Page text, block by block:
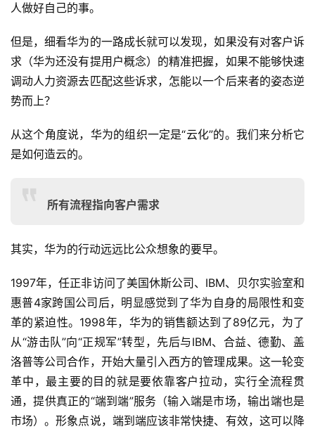
人做好自己的事。
但是，细看华为的一路成长就可以发现，如果没有对客户诉
求（华为还没有提用户概念）的精准把握，如果不能够快速
调动人力资源去匹配这些诉求，怎能以一个后来者的姿态逆
势而上？
从这个角度说，华为的组织一定是“云化”的。我们来分析它
是如何造云的。
所有流程指向客户需求
其实，华为的行动远远比公众想象的要早。
1997年，任正非访问了美国休斯公司、IBM、贝尔实验室和
惠普4家跨国公司后，明显感觉到了华为自身的局限性和变
革的紧迫性。1998年，华为的销售额达到了89亿元，为了
从“游击队”向“正规军”转型，先后与IBM、合益、德勤、盖
洛普等公司合作，开始大量引入西方的管理成果。这一轮变
革中，最主要的目的就是要依靠客户拉动，实行全流程贯
通，提供真正的“端到端”服务（输入端是市场，输出端也是
市场）。形象点说，端到端应该非常快捷、有效，这可以降